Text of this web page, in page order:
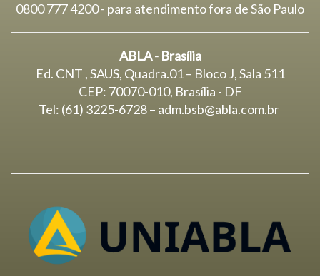
0800 777 4200 - para atendimento fora de São Paulo
ABLA - Brasília
Ed. CNT , SAUS, Quadra.01 – Bloco J, Sala 511
CEP: 70070-010, Brasília - DF
Tel: (61) 3225-6728 – adm.bsb@abla.com.br